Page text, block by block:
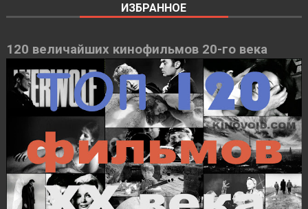
ИЗБРАННОЕ
120 величайших кинофильмов 20-го века